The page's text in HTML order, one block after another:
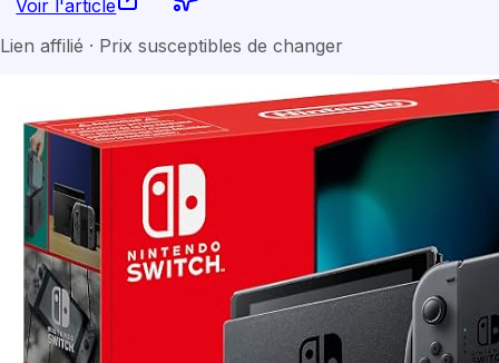
Voir l'article
Lien affilié · Prix susceptibles de changer